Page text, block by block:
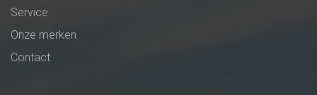
Service
Onze merken
Contact